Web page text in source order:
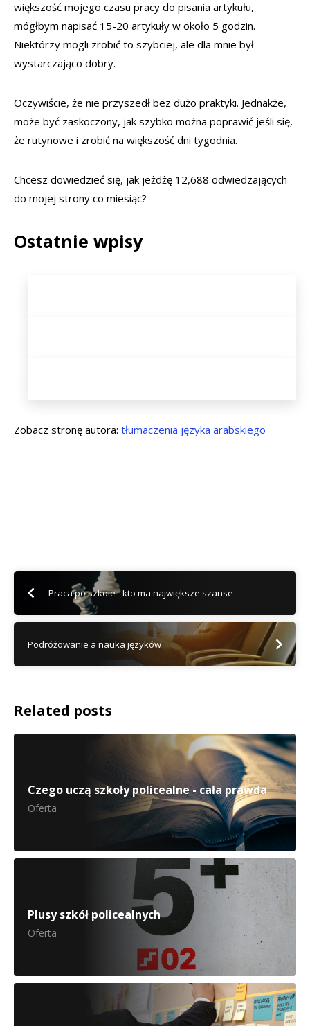
większość mojego czasu pracy do pisania artykułu,
mógłbym napisać 15-20 artykuły w około 5 godzin.
Niektórzy mogli zrobić to szybciej, ale dla mnie był
wystarczająco dobry.
Oczywiście, że nie przyszedł bez dużo praktyki. Jednakże,
może być zaskoczony, jak szybko można poprawić jeśli się,
że rutynowe i zrobić na większość dni tygodnia.
Chcesz dowiedzieć się, jak jeżdżę 12,688 odwiedzających
do mojej strony co miesiąc?
Ostatnie wpisy
Zobacz stronę autora: tłumaczenia języka arabskiego
Praca po szkole - kto ma największe szanse
Podróżowanie a nauka języków
Related posts
Czego uczą szkoły policealne - cała prawda
Oferta
Plusy szkół policealnych
Oferta